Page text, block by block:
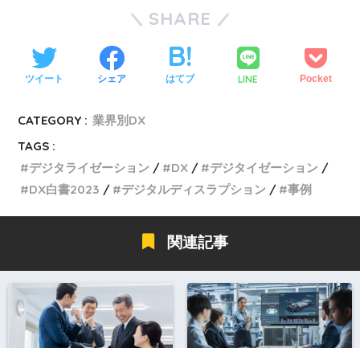
SHARE
ツイート シェア はてブ LINE Pocket
CATEGORY : 業界別DX
TAGS :
デジタライゼーション
DX
デジタイゼーション
DX白書2023
デジタルディスラプション 事例
関連記事